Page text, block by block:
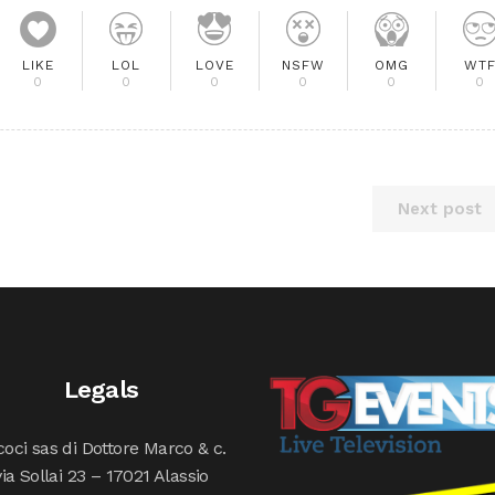
LIKE
0
LOL
0
LOVE
0
NSFW
0
OMG
0
WTF
0
Next post
Legals
sas di Dottore Marco & c.
Sollai 23 – 17021 Alassio